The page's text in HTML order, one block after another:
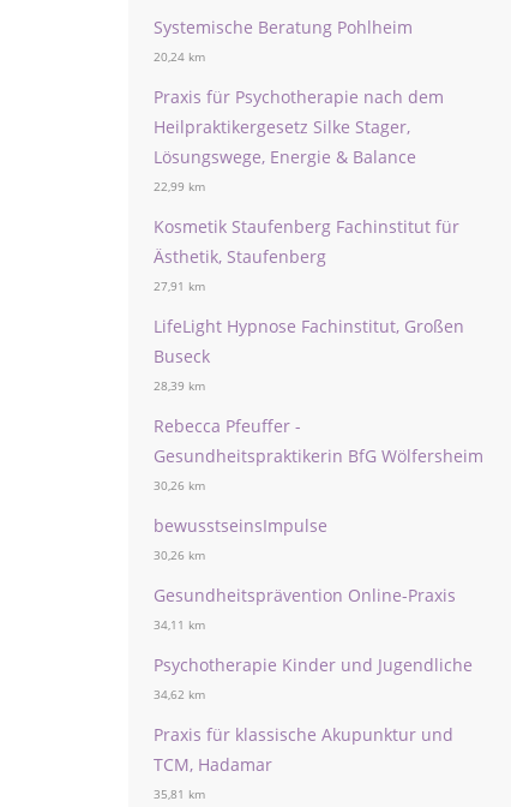
Systemische Beratung Pohlheim
20,24 km
Praxis für Psychotherapie nach dem
Heilpraktikergesetz Silke Stager,
Lösungswege, Energie & Balance
22,99 km
Kosmetik Staufenberg Fachinstitut für
Ästhetik, Staufenberg
27,91 km
LifeLight Hypnose Fachinstitut, Großen
Buseck
28,39 km
Rebecca Pfeuffer -
Gesundheitspraktikerin BfG Wölfersheim
30,26 km
bewusstseinsImpulse
30,26 km
Gesundheitsprävention Online-Praxis
34,11 km
Psychotherapie Kinder und Jugendliche
34,62 km
Praxis für klassische Akupunktur und
TCM, Hadamar
35,81 km